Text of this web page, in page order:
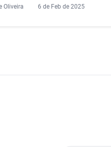
Oliveira 6 de Feb de 2025